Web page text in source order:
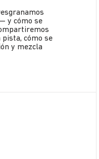
y cómo se
pista, cómo se
y mezcla